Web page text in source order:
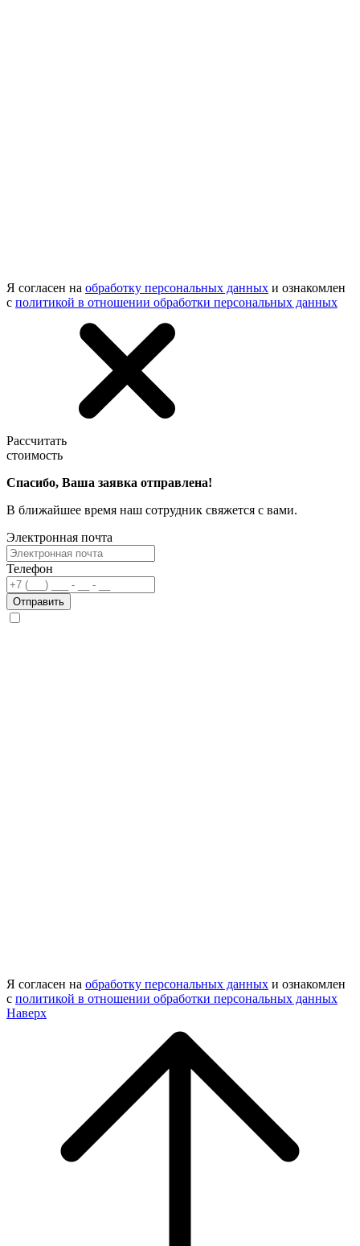
Я согласен на обработку персональных данных и ознакомлен
с политикой в отношении обработки персональных данных
Рассчитать
стоимость
Спасибо, Ваша заявка отправлена!
В ближайшее время наш сотрудник свяжется с вами.
Электронная почта
Телефон
Отправить
Я согласен на обработку персональных данных и ознакомлен
с политикой в отношении обработки персональных данных
Наверх